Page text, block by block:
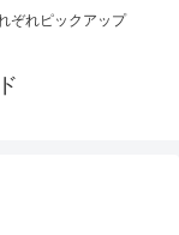
ぞれピックアップ